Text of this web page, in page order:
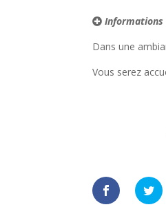
Informations
Dans une
Vous serez